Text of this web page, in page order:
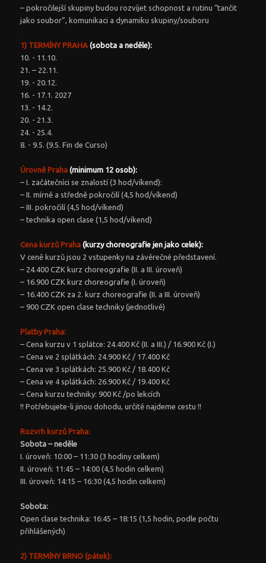
– pokročilejší skupiny budou rozvíjet schopnost a rutinu “tančit
jako soubor”, komunikaci a dynamiku skupiny/souboru
1) TERMÍNY PRAHA (sobota a neděle):
10.⁠ ⁠- 11.10.
21. – 22.11.
19.⁠ ⁠- 20.12.
16.⁠ ⁠- 17.1. 2027
13.⁠ ⁠- 14.2.
20.⁠ ⁠- 21.3.
24.⁠ ⁠- 25.4.
8.⁠ ⁠- 9.5. (9.5. Fin de Curso)
Úrovně Praha (minimum 12 osob):
– I. začátečníci se znalostí (3 hod/víkend):
– II. mírně a středně pokročilí (4,5 hod/víkend)
– III. pokročilí (4,5 hod/víkend)
– technika open clase (1,5 hod/víkend)
Cena kurzů Praha (kurzy choreografie jen jako celek):
V ceně kurzů jsou 2 vstupenky na závěrečné představení.
– 24.400 CZK kurz choreografie (II. a III. úroveň)
– 16.900 CZK kurz choreografie (I. úroveň)
– 16.400 CZK za 2. kurz choreografie (II. a III. úroveň)
– 900 CZK open clase techniky (jednotlivě)
Platby Praha:
– Cena kurzu v 1 splátce: 24.400 Kč (II. a III.) / 16.900 Kč (I.)
– Cena ve 2 splátkách: 24.900 Kč / 17.400 Kč
– Cena ve 3 splátkách: 25.900 Kč / 18.400 Kč
– Cena ve 4 splátkách: 26.900 Kč / 19.400 Kč
– Cena kurzu techniky: 900 Kč /po lekcích
!! Potřebujete-li jinou dohodu, určitě najdeme cestu !!
Rozvrh kurzů Praha:
Sobota – neděle
I. úroveň: 10:00 – 11:30 (3 hodiny celkem)
II. úroveň: 11:45 – 14:00 (4,5 hodin celkem)
III. úroveň: 14:15 – 16:30 (4,5 hodin celkem)
Sobota:
Open clase technika: 16:45 – 18:15 (1,5 hodin, podle počtu
přihlášených)
.
2) TERMÍNY BRNO (pátek):